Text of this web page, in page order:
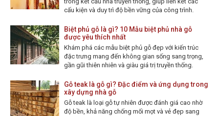
cấu kiện và duy trì độ bền vững của công trình.
Biệt phủ gỗ là gì? 10 Mẫu biệt phủ nhà gỗ
được yêu thích nhất
Khám phá các mẫu biệt phủ gỗ đẹp với kiến trúc
đặc trưng mang đến không gian sống sang trọng,
gần gũi thiên nhiên và giàu giá trị truyền thống.
Gỗ teak là gỗ gì? Đặc điểm và ứng dụng trong
xây dựng nhà gỗ
Gỗ teak là loại gỗ tự nhiên được đánh giá cao nhờ
độ bền, khả năng chống mối mọt và vẻ đẹp sang